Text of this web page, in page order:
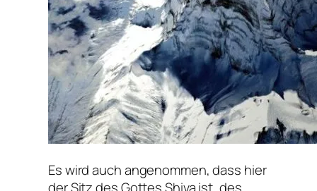
Es wird auch angenommen, dass hier
der Sitz des Gottes Shiva ist, des